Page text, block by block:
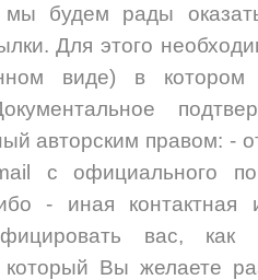
будем рады
Для этого
виде) в
авторским правом: -
с официального
- иная
вас, как
Вы желаете